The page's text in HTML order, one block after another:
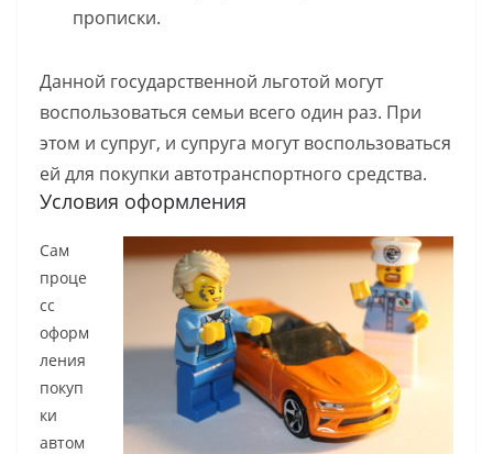
прописки.
Данной государственной льготой могут
воспользоваться семьи всего один раз. При
этом и супруг, и супруга могут воспользоваться
ей для покупки автотранспортного средства.
Условия оформления
Сам
проце
сс
оформ
ления
покуп
ки
автом